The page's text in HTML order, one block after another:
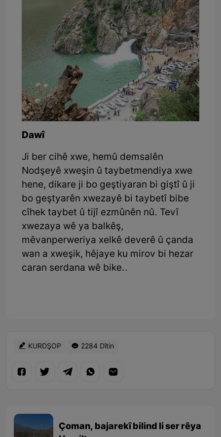
Dawî
Ji ber cihê xwe, hemû demsalên
Nodşeyê xweşin û taybetmendiya xwe
hene, dikare ji bo geştiyaran bi giştî û ji
bo geştyarên xwezayê bi taybetî bibe
cîhek taybet û tijî ezmûnên nû. Tevî
xwezaya wê ya balkêş,
mêvanperweriya xelkê deverê û çanda
wan a xweşik, hêjaye ku mirov bi hezar
caran serdana wê bike..
KURDŞOP 2284 Dîtin
Çoman, bajarekî bilind li ser rêya